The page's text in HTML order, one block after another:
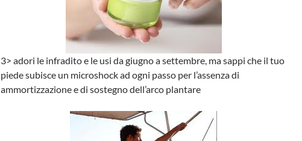
3> adori le infradito e le usi da giugno a settembre, ma sappi che il tuo
piede subisce un microshock ad ogni passo per l’assenza di
ammortizzazione e di sostegno dell’arco plantare